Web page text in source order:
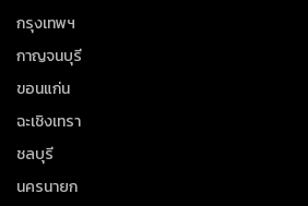
กรุงเทพฯ
กาญจนบุรี
ขอนแก่น
ฉะเชิงเทรา
ชลบุรี
นครนายก